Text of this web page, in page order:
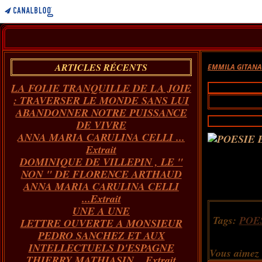
ARTICLES RÉCENTS
LA FOLIE TRANQUILLE DE LA JOIE
: TRAVERSER LE MONDE SANS LUI
ABANDONNER NOTRE PUISSANCE
DE VIVRE
ANNA MARIA CARULINA CELLI ...
Extrait
DOMINIQUE DE VILLEPIN , LE "
NON " DE FLORENCE ARTHAUD
ANNA MARIA CARULINA CELLI
...Extrait
UNE A UNE
LETTRE OUVERTE A MONSIEUR
PEDRO SANCHEZ ET AUX
INTELLECTUELS D'ESPAGNE
EMMILA GITANA
Tags:
Vous aimez